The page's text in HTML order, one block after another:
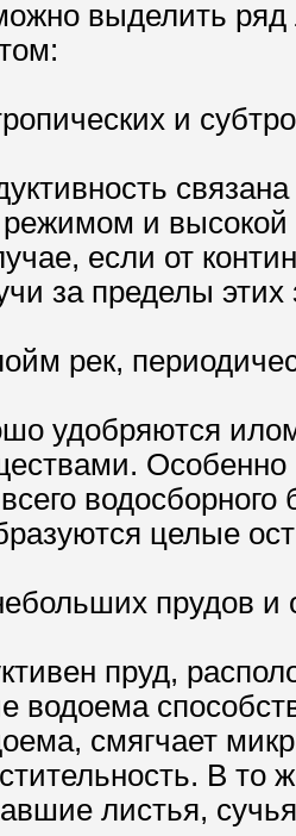
выделить
и
и
если от
за пределы этих
рек,
удобряются
Особенно
целые
прудов и
пруд,
водоема
смягчает
В то
листья,